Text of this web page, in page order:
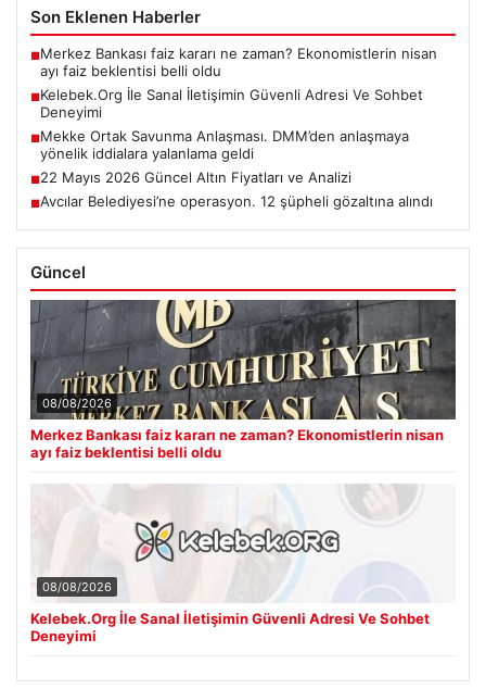
Son Eklenen Haberler
■Merkez Bankası faiz kararı ne zaman? Ekonomistlerin nisan
ayı faiz beklentisi belli oldu
■Kelebek.Org İle Sanal İletişimin Güvenli Adresi Ve Sohbet
Deneyimi
■Mekke Ortak Savunma Anlaşması. DMM’den anlaşmaya
yönelik iddialara yalanlama geldi
■22 Mayıs 2026 Güncel Altın Fiyatları ve Analizi
■Avcılar Belediyesi’ne operasyon. 12 şüpheli gözaltına alındı
Güncel
08/08/2026
Merkez Bankası faiz kararı ne zaman? Ekonomistlerin nisan
ayı faiz beklentisi belli oldu
08/08/2026
Kelebek.Org İle Sanal İletişimin Güvenli Adresi Ve Sohbet
Deneyimi